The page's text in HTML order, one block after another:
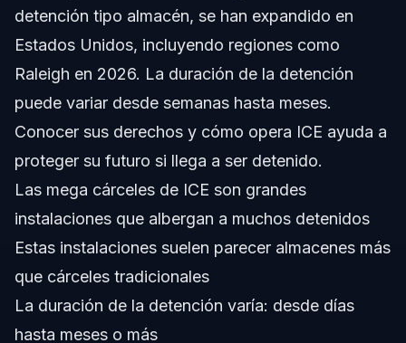
Preguntas Frecuentes
¿ICE cobra $1500 por persona detenida en mega
¿Puedo demandar a ICE por detener a un ciudadano
estadounidense?
¿Qué estado tiene más arrestos de ICE en 2026?
cárceles?
¿Qué es el ICE warehouse purchase Tracker?
¿Qué derechos tienen los detenidos en las mega
cárceles de ICE?
¿Cómo puede un Dreamer en Raleigh prepararse para
detención tipo almacén, se han expandido en
Estados Unidos, incluyendo regiones como
Raleigh en 2026. La duración de la detención
puede variar desde semanas hasta meses.
Conocer sus derechos y cómo opera ICE ayuda a
proteger su futuro si llega a ser detenido.
Las mega cárceles de ICE son grandes
instalaciones que albergan a muchos detenidos
Estas instalaciones suelen parecer almacenes más
que cárceles tradicionales
La duración de la detención varía: desde días
hasta meses o más